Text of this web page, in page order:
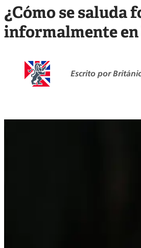
¿Cómo se saluda
informalmente
Escrito por